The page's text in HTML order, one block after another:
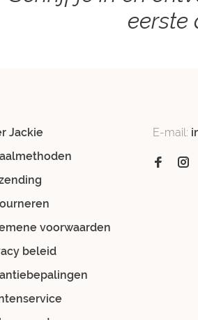
eerste
Jackie
voorwaarden
beleid
E-mail: